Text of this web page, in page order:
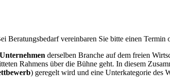
vereinbaren Sie bitte einen Termin
derselben Branche auf dem freien
Rahmens über die Bühne geht. In diesem
) geregelt wird und eine Unterkategorie des